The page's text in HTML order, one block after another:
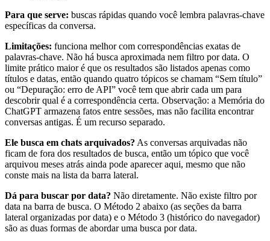
Para que serve: buscas rápidas quando você lembra palavras-chave
específicas da conversa.
Limitações: funciona melhor com correspondências exatas de
palavras-chave. Não há busca aproximada nem filtro por data. O
limite prático maior é que os resultados são listados apenas como
títulos e datas, então quando quatro tópicos se chamam “Sem título”
ou “Depuração: erro de API” você tem que abrir cada um para
descobrir qual é a correspondência certa. Observação: a Memória do
ChatGPT armazena fatos entre sessões, mas não facilita encontrar
conversas antigas. É um recurso separado.
Ele busca em chats arquivados? As conversas arquivadas não
ficam de fora dos resultados de busca, então um tópico que você
arquivou meses atrás ainda pode aparecer aqui, mesmo que não
conste mais na lista da barra lateral.
Dá para buscar por data? Não diretamente. Não existe filtro por
data na barra de busca. O Método 2 abaixo (as seções da barra
lateral organizadas por data) e o Método 3 (histórico do navegador)
são as duas formas de abordar uma busca por data.